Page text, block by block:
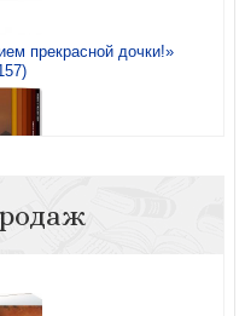
прекрасной дочки!»
«Медные горы